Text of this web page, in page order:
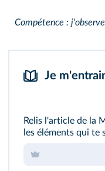
Compétence :
Je
Relis l'article de la
les éléments qui te